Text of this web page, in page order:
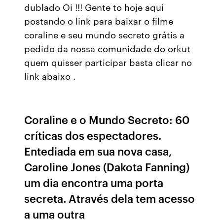
dublado Oi !!! Gente to hoje aqui
postando o link para baixar o filme
coraline e seu mundo secreto grátis a
pedido da nossa comunidade do orkut
quem quisser participar basta clicar no
link abaixo .
Coraline e o Mundo Secreto: 60
críticas dos espectadores.
Entediada em sua nova casa,
Caroline Jones (Dakota Fanning)
um dia encontra uma porta
secreta. Através dela tem acesso
a uma outra